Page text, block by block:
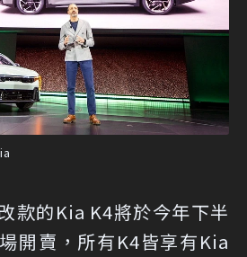
款的Kia K4將於今年下半
開賣，所有K4皆享有Kia